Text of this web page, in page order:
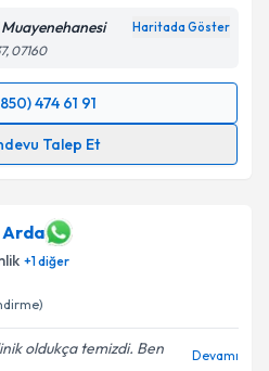
Haritada Göster
07160
474 61 91
Talep Et
Talebi
e-posta ile bilgilendireceğiz.
Arda
+1diğer
oldukça temizdi. Ben
Devamı